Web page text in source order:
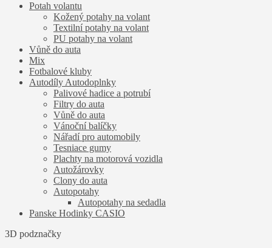
Potah volantu
Kožený potahy na volant
Textilní potahy na volant
PU potahy na volant
Vůně do auta
Mix
Fotbalové kluby
Autodíly Autodoplnky
Palivové hadice a potrubí
Filtry do auta
Vůně do auta
Vánoční balíčky
Nářadí pro automobily
Tesniace gumy
Plachty na motorová vozidla
Autožárovky
Clony do auta
Autopotahy
Autopotahy na sedadla
Panske Hodinky CASIO
3D podznačky